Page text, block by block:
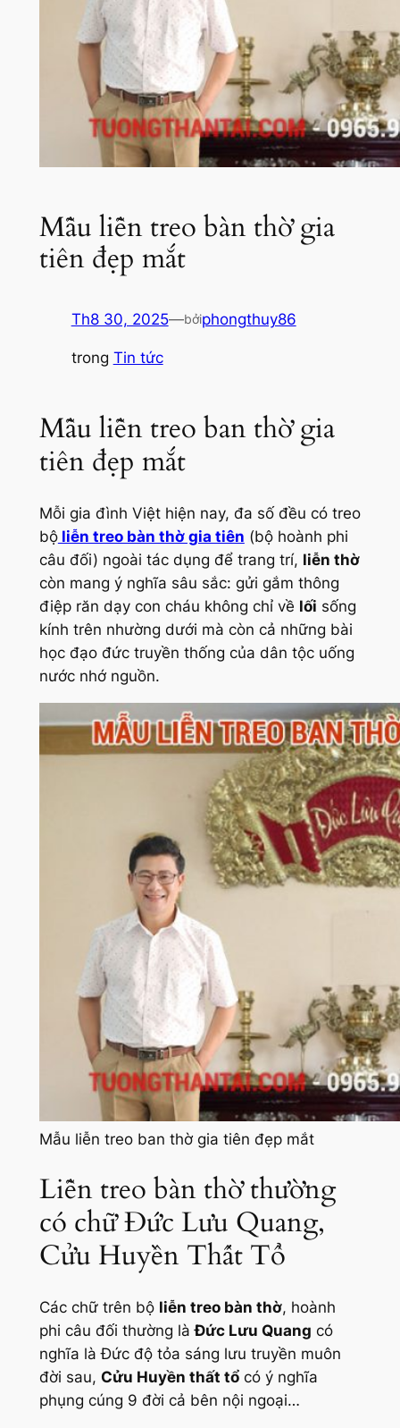
Mẫu liễn treo bàn thờ gia
tiên đẹp mắt
Th8 30, 2025—bởiphongthuy86
trong Tin tức
Mẫu liễn treo ban thờ gia
tiên đẹp mắt
Mỗi gia đình Việt hiện nay, đa số đều có treo
bộliễn treo bàn thờ gia tiên (bộ hoành phi
câu đối) ngoài tác dụng để trang trí, liễn thờ
còn mang ý nghĩa sâu sắc: gửi gắm thông
điệp răn dạy con cháu không chỉ về lối sống
kính trên nhường dưới mà còn cả những bài
học đạo đức truyền thống của dân tộc uống
nước nhớ nguồn.
Mẫu liễn treo ban thờ gia tiên đẹp mắt
Liễn treo bàn thờ thường
có chữ Đức Lưu Quang,
Cửu Huyền Thất Tổ
Các chữ trên bộ liễn treo bàn thờ, hoành
phi câu đối thường làĐức Lưu Quang có
nghĩa là Đức độ tỏa sáng lưu truyền muôn
đời sau, Cửu Huyền thất tổcó ý nghĩa
phụng cúng 9 đời cả bên nội ngoại…